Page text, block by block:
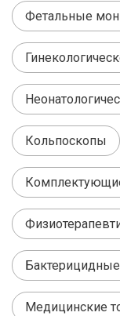
Фетальные
Кольпоскопы
Медицинские